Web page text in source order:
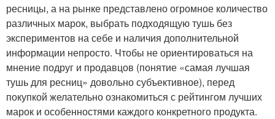
ресницы, а на рынке представлено огромное количество
различных марок, выбрать подходящую тушь без
экспериментов на себе и наличия дополнительной
информации непросто. Чтобы не ориентироваться на
мнение подруг и продавцов (понятие «самая лучшая
тушь для ресниц» довольно субъективное), перед
покупкой желательно ознакомиться с рейтингом лучших
марок и особенностями каждого конкретного продукта.